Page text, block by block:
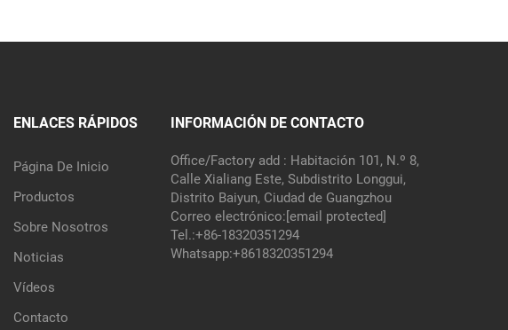
ENLACES RÁPIDOS
Página De Inicio
Productos
Sobre Nosotros
Noticias
Vídeos
Contacto
INFORMACIÓN DE CONTACTO
Office/Factory add : Habitación 101, N.º 8,
Calle Xialiang Este, Subdistrito Longgui,
Distrito Baiyun, Ciudad de Guangzhou
Correo electrónico:[email protected]
Tel.:+86-18320351294
Whatsapp:+8618320351294